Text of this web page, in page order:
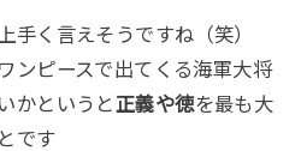
手く言えそうですね（笑）
ンピースで出てくる海軍大将
かというと 正義や徳を最も大
です